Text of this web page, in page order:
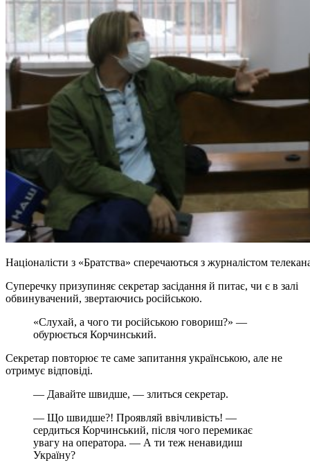
Націоналісти з «Братства» сперечаються з журналістом
Суперечку призупиняє секретар засідання й питає, чи є в залі
обвинувачений, звертаючись російською.
«Слухай, а чого ти російською говориш?» —
обурюється Корчинський.
Секретар повторює те саме запитання українською, але не
отримує відповіді.
— Давайте швидше, — злиться секретар.
— Що швидше?! Проявляй ввічливість! —
сердиться Корчинський, після чого перемикає
увагу на оператора. — А ти теж ненавидиш
Україну?